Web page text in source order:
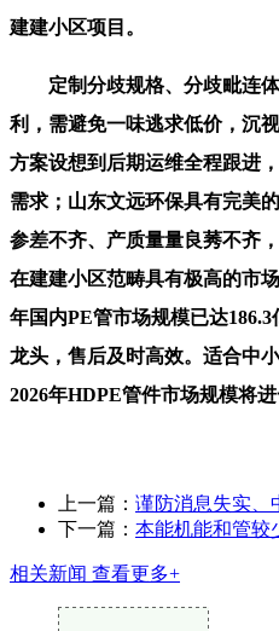
建建小区项目。
定制分歧规格、分歧毗连
利，需避免一味逃求低价，沉
方案设想到后期运维全程跟进
需求；山东文远环保具有完美
参差不齐、产质量量良莠不齐
在建建小区范畴具有极高的市
年国内PE管市场规模已达
龙头，售后及时高效。适合中
2026年HDPE管件市场规模将进
上一篇： 谨防消息失实、
下一篇： 本能机能和管较
相关新闻 查看更多+